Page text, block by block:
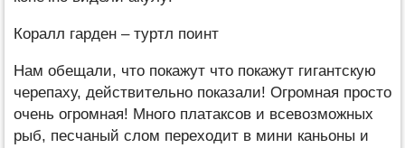
Коралл гарден – туртл поинт
Нам обещали, что покажут что покажут гигантскую
черепаху, действительно показали! Огромная просто
очень огромная! Много платаксов и всевозможных
рыб, песчаный слом переходит в мини каньоны и